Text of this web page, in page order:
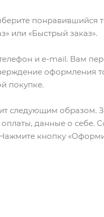
понравившийся
или «Быстрый заказ».
и e-mail. Вам
оформления
покупке.
следующим образом.
данные о себе.
кнопку